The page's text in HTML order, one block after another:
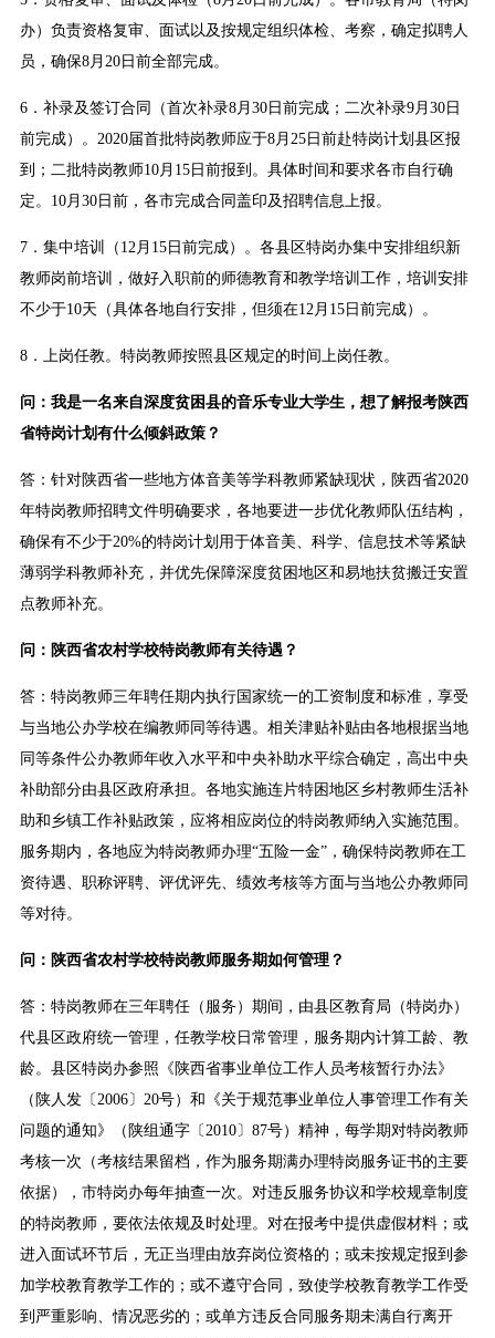
办）负责资格复审、面试以及按规定组织体检、考察，确定拟聘人
员，确保8月20日前全部完成。
6．补录及签订合同（首次补录8月30日前完成；二次补录9月30日
前完成）。2020届首批特岗教师应于8月25日前赴特岗计划县区报
到；二批特岗教师10月15日前报到。具体时间和要求各市自行确
定。10月30日前，各市完成合同盖印及招聘信息上报。
7．集中培训（12月15日前完成）。各县区特岗办集中安排组织新
教师岗前培训，做好入职前的师德教育和教学培训工作，培训安排
不少于10天（具体各地自行安排，但须在12月15日前完成）。
8．上岗任教。特岗教师按照县区规定的时间上岗任教。
问：我是一名来自深度贫困县的音乐专业大学生，想了解报考陕西
省特岗计划有什么倾斜政策？
答：针对陕西省一些地方体音美等学科教师紧缺现状，陕西省2020
年特岗教师招聘文件明确要求，各地要进一步优化教师队伍结构，
确保有不少于20%的特岗计划用于体音美、科学、信息技术等紧缺
薄弱学科教师补充，并优先保障深度贫困地区和易地扶贫搬迁安置
点教师补充。
问：陕西省农村学校特岗教师有关待遇？
答：特岗教师三年聘任期内执行国家统一的工资制度和标准，享受
与当地公办学校在编教师同等待遇。相关津贴补贴由各地根据当地
同等条件公办教师年收入水平和中央补助水平综合确定，高出中央
补助部分由县区政府承担。各地实施连片特困地区乡村教师生活补
助和乡镇工作补贴政策，应将相应岗位的特岗教师纳入实施范围。
服务期内，各地应为特岗教师办理“五险一金”，确保特岗教师在工
资待遇、职称评聘、评优评先、绩效考核等方面与当地公办教师同
等对待。
问：陕西省农村学校特岗教师服务期如何管理？
答：特岗教师在三年聘任（服务）期间，由县区教育局（特岗办）
代县区政府统一管理，任教学校日常管理，服务期内计算工龄、教
龄。县区特岗办参照《陕西省事业单位工作人员考核暂行办法》
（陕人发〔2006〕20号）和《关于规范事业单位人事管理工作有关
问题的通知》（陕组通字〔2010〕87号）精神，每学期对特岗教师
考核一次（考核结果留档，作为服务期满办理特岗服务证书的主要
依据），市特岗办每年抽查一次。对违反服务协议和学校规章制度
的特岗教师，要依法依规及时处理。对在报考中提供虚假材料；或
进入面试环节后，无正当理由放弃岗位资格的；或未按规定报到参
加学校教育教学工作的；或不遵守合同，致使学校教育教学工作受
到严重影响、情况恶劣的；或单方违反合同服务期未满自行离开